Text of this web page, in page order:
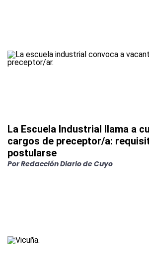
La Escuela Industrial llama a
cargos de preceptor/a:
postularse
PorRedacción Diario de Cuyo